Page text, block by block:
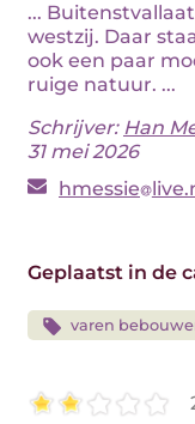
...
westzij. Daar
ook een paar
ruige natuur. ...
Schrijver: Han
31 mei 2026
hmessie
Geplaatst in de
varen